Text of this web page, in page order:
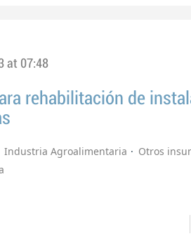
at 07:48
rehabilitación de
Industria Agroalimentaria
Otros